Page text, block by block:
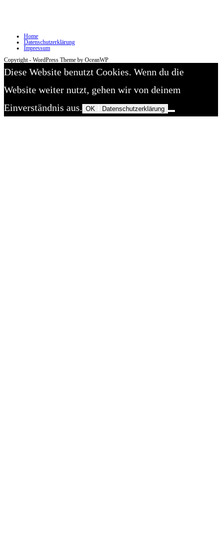
Home
Datenschutzerklärung
Impressum
Copyright - WordPress Theme by OceanWP
Diese Website benutzt Cookies. Wenn du die
Website weiter nutzt, gehen wir von deinem
Einverständnis aus. OK Datenschutzerklärung